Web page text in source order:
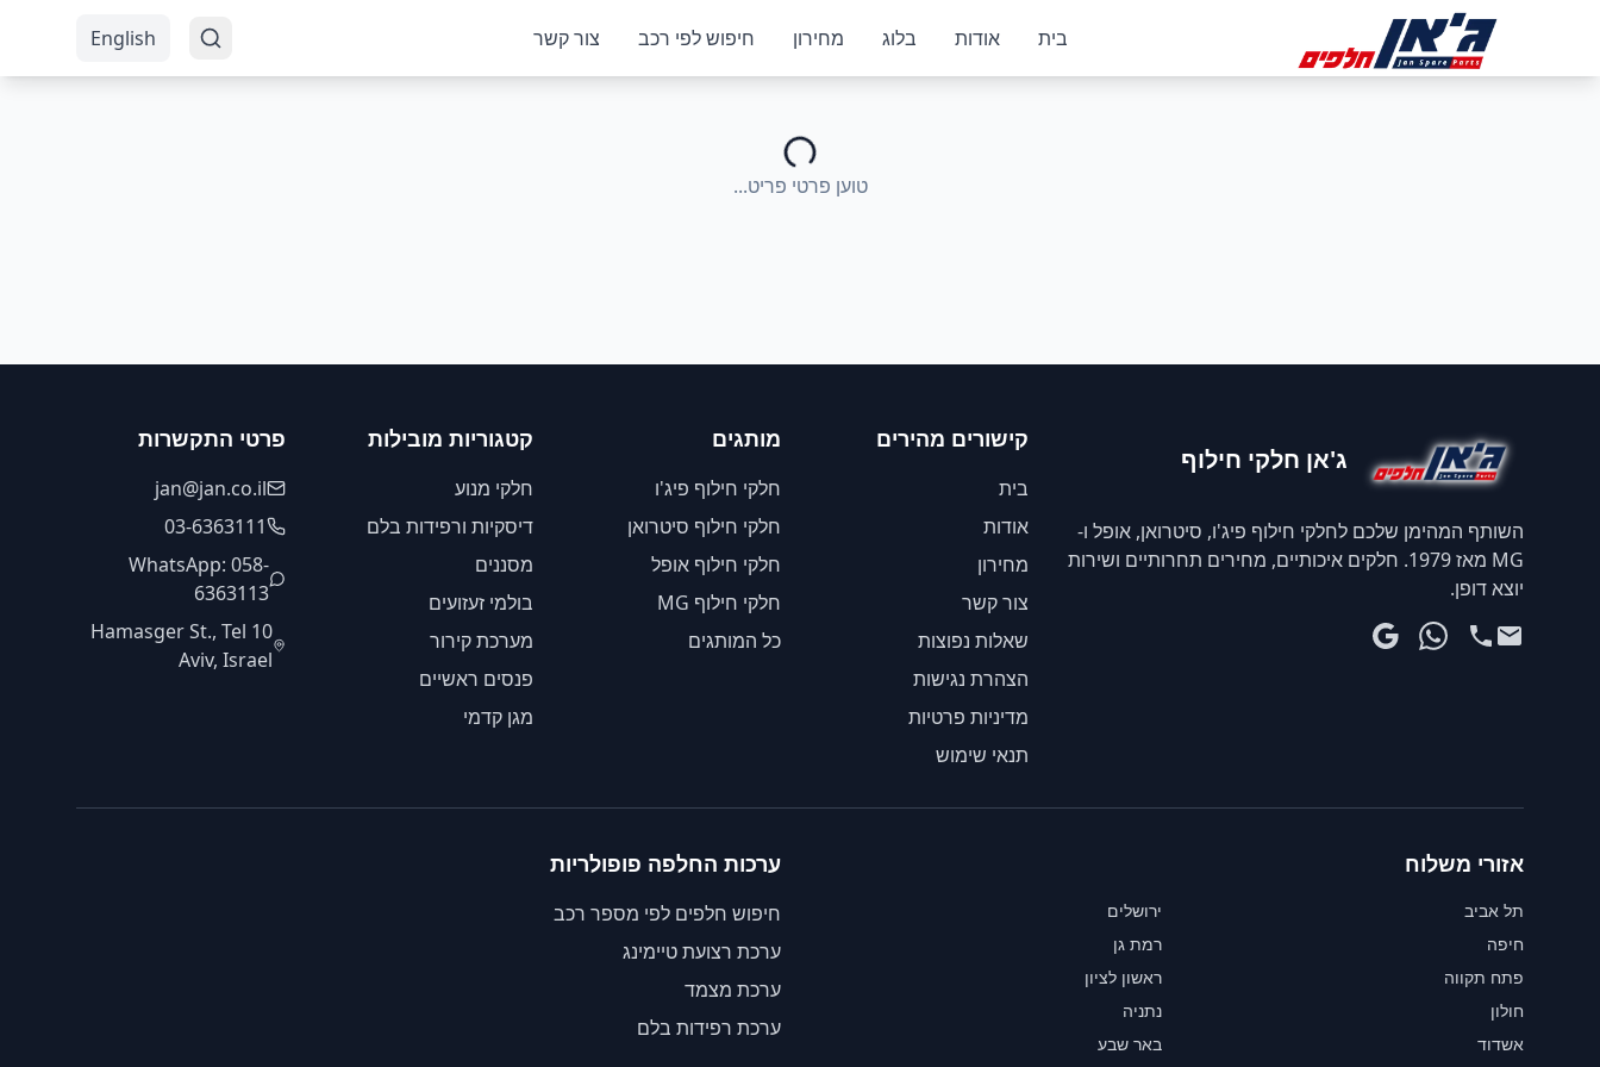
בית
אודות בלוג מחירון חיפוש לפי רכב צור קשר English
טוען פרטי פריט...
ג'אן חלקי חילוף
השותף המהימן שלכם לחלקי חילוף פיג'ו, סיטרואן, אופל ו-
MG מאז 1979. חלקים איכותיים, מחירים תחרותיים ושירות
יוצא דופן.
קישורים מהירים
בית
אודות
מחירון
צור קשר
שאלות נפוצות
הצהרת נגישות
מדיניות פרטיות
תנאי שימוש
מותגים
חלקי חילוף פיג'ו
חלקי חילוף סיטרואן
חלקי חילוף אופל
חלקי חילוף MG
כל המותגים
קטגוריות מובילות
חלקי מנוע
דיסקיות ורפידות בלם
מסננים
בולמי זעזועים
מערכת קירור
פנסים ראשיים
מגן קדמי
פרטי התקשרות
jan@jan.co.il
03-6363111
WhatsApp: 058-
6363113
10 Hamasger St., Tel
Aviv, Israel
אזורי משלוח
תל אביב
ירושלים
חיפה
רמת גן
פתח תקווה
ראשון לציון
חולון
נתניה
אשדוד
באר שבע
ערכות החלפה פופולריות
חיפוש חלפים לפי מספר רכב
ערכת רצועת טיימינג
ערכת מצמד
ערכת רפידות בלם